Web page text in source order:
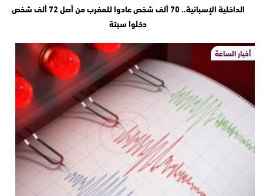
الداخلية الإسبانية.. 70 ألف شخص عادوا للمغرب من أصل 72 ألف شخص
دخلوا سبتة
أخبار الساعة